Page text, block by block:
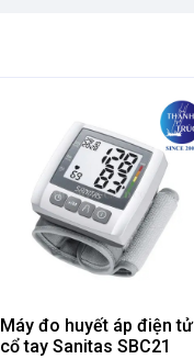
Máy đo huyết áp điện tử
cổ tay Sanitas SBC21